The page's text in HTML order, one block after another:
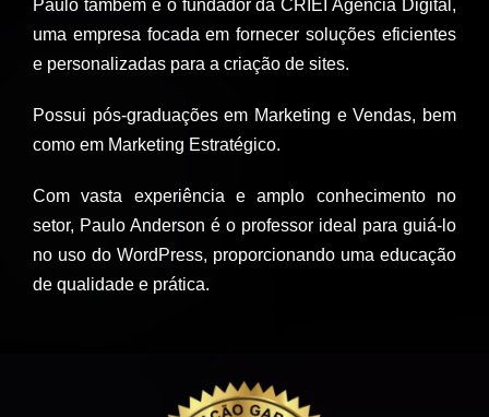
Paulo também é o fundador da CRIEI Agência Digital,
uma empresa focada em fornecer soluções eficientes
e personalizadas para a criação de sites.
Possui pós-graduações em Marketing e Vendas, bem
como em Marketing Estratégico.
Com vasta experiência e amplo conhecimento no
setor, Paulo Anderson é o professor ideal para guiá-lo
no uso do WordPress, proporcionando uma educação
de qualidade e prática.